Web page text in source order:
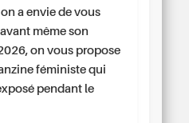
a envie de vous
même son
on vous propose
féministe qui
pendant le